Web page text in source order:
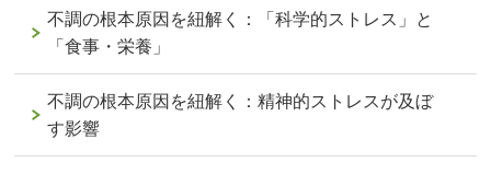
不調の根本原因を紐解く：「科学的ストレス」と
「食事・栄養」
不調の根本原因を紐解く：精神的ストレスが及ぼ
す影響